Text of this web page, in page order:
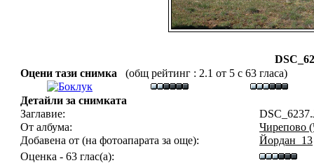
Оцени тази снимка
(общ рейтинг : 2.1 от 5 с 63 гласа)
Детайли за снимката
Заглавие:
От албума:
Чирепово
Добавена от (на фотоапарата за още):
Йордан_13
Оценка - 63 глас(а):